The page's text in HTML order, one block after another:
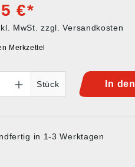
€*
MwSt. zzgl. Versandkosten
Merkzettel
Stück
In den
in 1-3 Werktagen